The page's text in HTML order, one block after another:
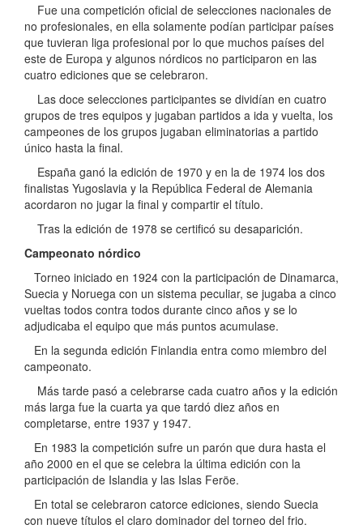
Fue una competición oficial de selecciones nacionales de
no profesionales, en ella solamente podían participar países
que tuvieran liga profesional por lo que muchos países del
este de Europa y algunos nórdicos no participaron en las
cuatro ediciones que se celebraron.
Las doce selecciones participantes se dividían en cuatro
grupos de tres equipos y jugaban partidos a ida y vuelta, los
campeones de los grupos jugaban eliminatorias a partido
único hasta la final.
España ganó la edición de 1970 y en la de 1974 los dos
finalistas Yugoslavia y la República Federal de Alemania
acordaron no jugar la final y compartir el título.
Tras la edición de 1978 se certificó su desaparición.
Campeonato nórdico
Torneo iniciado en 1924 con la participación de Dinamarca,
Suecia y Noruega con un sistema peculiar, se jugaba a cinco
vueltas todos contra todos durante cinco años y se lo
adjudicaba el equipo que más puntos acumulase.
En la segunda edición Finlandia entra como miembro del
campeonato.
Más tarde pasó a celebrarse cada cuatro años y la edición
más larga fue la cuarta ya que tardó diez años en
completarse, entre 1937 y 1947.
En 1983 la competición sufre un parón que dura hasta el
año 2000 en el que se celebra la última edición con la
participación de Islandia y las Islas Feröe.
En total se celebraron catorce ediciones, siendo Suecia
con nueve títulos el claro dominador del torneo del frio.